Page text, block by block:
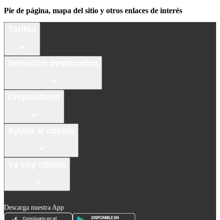
Pie de página, mapa del sitio y otros enlaces de interés
Descarga nuestra App